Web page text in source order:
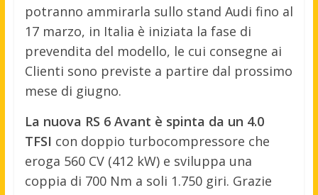
potranno ammirarla sullo stand Audi fino al
17 marzo, in Italia è iniziata la fase di
prevendita del modello, le cui consegne ai
Clienti sono previste a partire dal prossimo
mese di giugno.
La nuova RS 6 Avant è spinta da un 4.0
TFSI con doppio turbocompressore che
eroga 560 CV (412 kW) e sviluppa una
coppia di 700 Nm a soli 1.750 giri. Grazie